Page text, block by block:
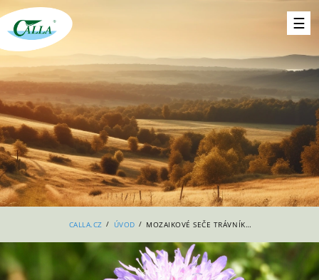
CALLA.CZ / ÚVOD / MOZAIKOVÉ SEČE TRÁVNÍKŮ V ČESKÝCH BUDĚJOVICÍCH PODPORUJÍ BIODIVERZITU